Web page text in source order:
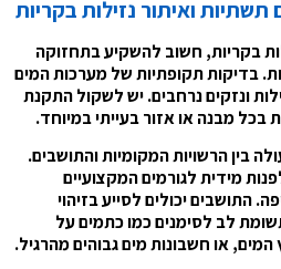
ואיתור נזילות בקריות
בקריות, חשוב להשקיע בתחזוקה
בדיקות תקופתיות של מערכות המים
ונזקים נרחבים. יש לשקול התקנת
בכל מבנה או אזור בעייתי במיוחד.
בין הרשויות המקומיות והתושבים.
מידית לגורמים המקצועיים
התושבים יכולים לסייע בזיהוי
לב לסימנים כמו כתמים על
או חשבונות מים גבוהים מהרגיל.